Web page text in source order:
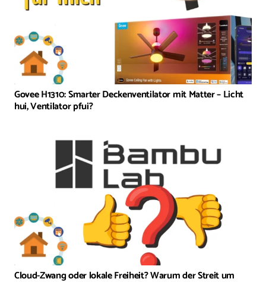
Govee H1310: Smarter Deckenventilator mit Matter – Licht
hui, Ventilator pfui?
Cloud-Zwang oder lokale Freiheit? Warum der Streit um